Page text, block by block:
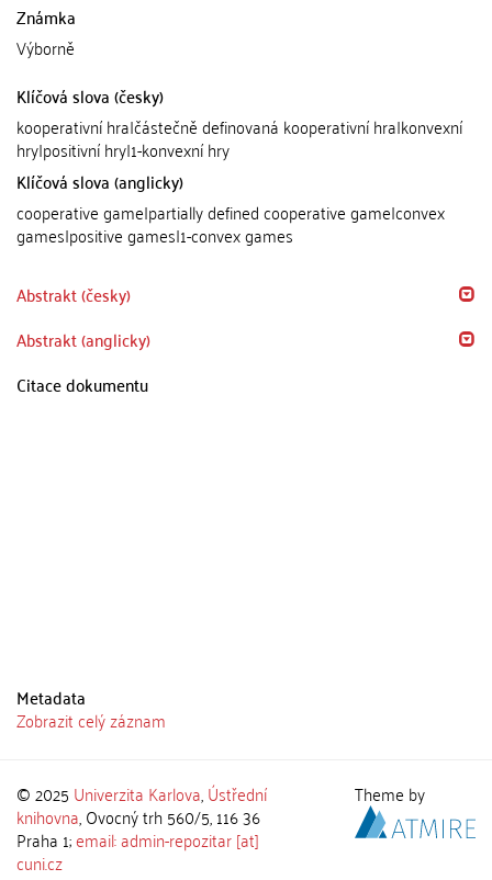
Známka
Výborně
Klíčová slova (česky)
kooperativní hra|částečně definovaná kooperativní hra|konvexní
hry|positivní hry|1-konvexní hry
Klíčová slova (anglicky)
cooperative game|partially defined cooperative game|convex
games|positive games|1-convex games
Abstrakt (česky)
Abstrakt (anglicky)
Citace dokumentu
Metadata
Zobrazit celý záznam
© 2025 Univerzita Karlova,Ústřední
knihovna, Ovocný trh 560/5, 116 36
Praha 1;email: admin-repozitar [at]
cuni.cz
Theme by